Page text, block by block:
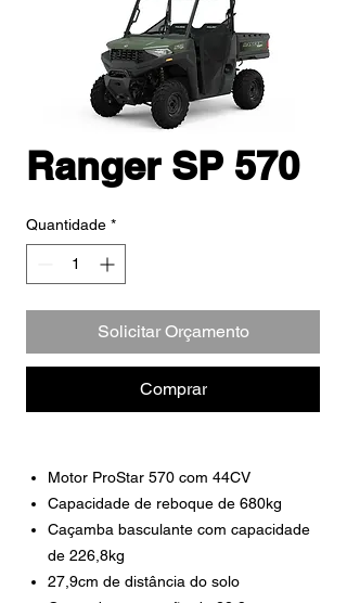
Ranger SP 570
Quantidade *
Solicitar Orçamento
Comprar
Motor ProStar 570 com 44CV
Capacidade de reboque de 680kg
Caçamba basculante com capacidade
de 226,8kg
27,9cm de distância do solo